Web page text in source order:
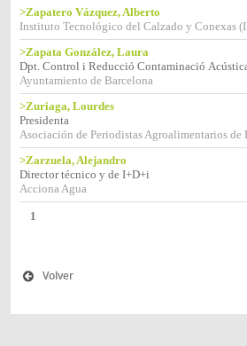
>Zapatero Vázquez, Alberto
Instituto Tecnológico del Calzado y Conexas
>Zapata González, Laura
Dpt. Control i Reducció Contaminació
Ayuntamiento de Barcelona
>Zuriaga, Lourdes
Presidenta
Asociación de Periodistas Agroalimentarios de
>Zarzuela, Alejandro
Director técnico y de I+D+i
Acciona Agua
1
Volver